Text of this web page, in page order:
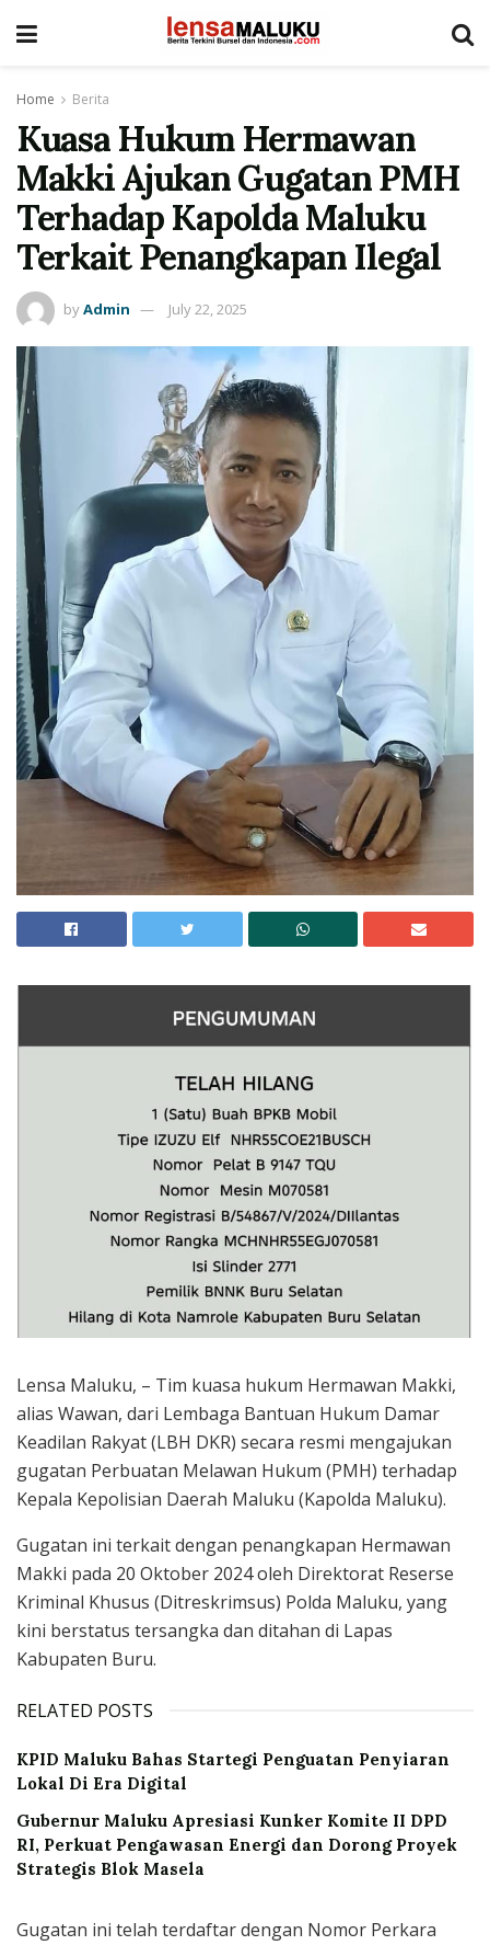
Home Berita
Kuasa Hukum Hermawan
Makki Ajukan Gugatan PMH
Terhadap Kapolda Maluku
Terkait Penangkapan Ilegal
byAdmin July 22, 2025
Lensa Maluku, – Tim kuasa hukum Hermawan Makki,
alias Wawan, dari Lembaga Bantuan Hukum Damar
Keadilan Rakyat (LBH DKR) secara resmi mengajukan
gugatan Perbuatan Melawan Hukum (PMH) terhadap
Kepala Kepolisian Daerah Maluku (Kapolda Maluku).
Gugatan ini terkait dengan penangkapan Hermawan
Makki pada 20 Oktober 2024 oleh Direktorat Reserse
Kriminal Khusus (Ditreskrimsus) Polda Maluku, yang
kini berstatus tersangka dan ditahan di Lapas
Kabupaten Buru.
RELATED POSTS
KPID Maluku Bahas Startegi Penguatan Penyiaran
Lokal Di Era Digital
Gubernur Maluku Apresiasi Kunker Komite II DPD
RI, Perkuat Pengawasan Energi dan Dorong Proyek
Strategis Blok Masela
Gugatan ini telah terdaftar dengan Nomor Perkara